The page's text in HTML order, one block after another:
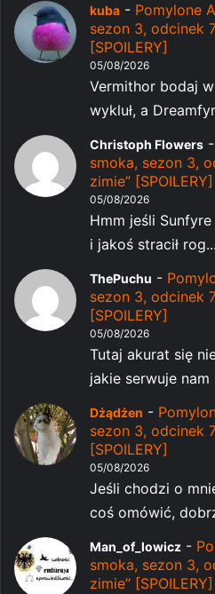
kuba - Pomylone
sezon 3, odcinek
[SPOILERY]
05/08/2026
Vermithor bodaj
wykluł, a
Christoph Flowers -
smoka, sezon 3,
zimie” [SPOILERY]
05/08/2026
Hmm jeśli
i jakoś stracił rog...
ThePuchu -
sezon 3, odcinek
[SPOILERY]
05/08/2026
Tutaj akurat się
jakie serwuje nam
Dżądżen -
sezon 3, odcinek
[SPOILERY]
05/08/2026
Jeśli chodzi o
coś omówić,
Man_of_lowicz -
smoka, sezon 3,
zimie” [SPOILERY]